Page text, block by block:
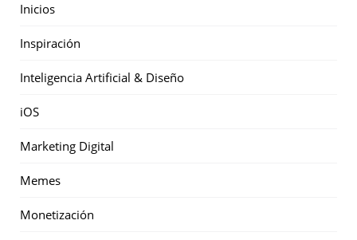
Inicios
Inspiración
Inteligencia Artificial & Diseño
iOS
Marketing Digital
Memes
Monetización